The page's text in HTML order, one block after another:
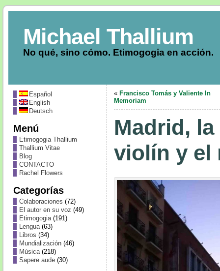
Michael Thallium
No qué, sino cómo. Etimogogia en acción.
Español
English
Deutsch
Menú
Etimogogia Thallium
Thallium Vitae
Blog
CONTACTO
Rachel Flowers
Categorías
Colaboraciones (72)
El autor en su voz (49)
Etimogogia(191)
Lengua(63)
Libros (34)
Mundialización(46)
Música(218)
Sapere aude(30)
« Francisco Tomás y Valiente In
Memoriam
Madrid,
violín y el